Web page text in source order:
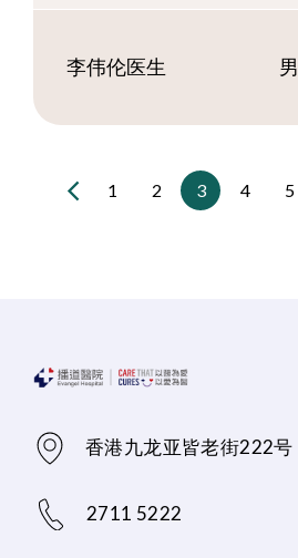
李伟伦医生 男
1 2 3 4 5
香港九龙亚皆老街222号
2711 5222